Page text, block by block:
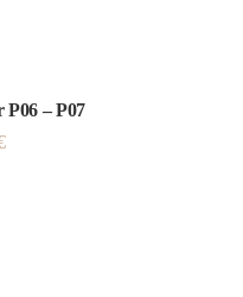
P06 – P07